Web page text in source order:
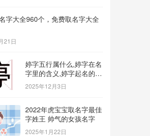
字大全960个，免费取名字大全
21日
婷字五行属什么,婷字在名
字里的含义,婷字起名的寓
意_1
2025年12月3日
2022年虎宝宝取名字最佳
字姓王 帅气的女孩名字
2025年1月22日